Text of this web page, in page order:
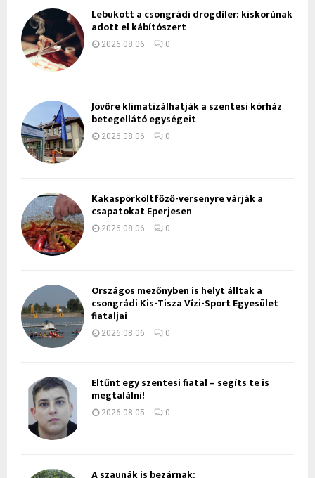
Lebukott a csongrádi drogdíler: kiskorúnak
adott el kábítószert
2026.08.06. 0
Jövőre klimatizálhatják a szentesi kórház
betegellátó egységeit
2026.08.06. 0
Kakaspörköltfőző-versenyre várják a
csapatokat Eperjesen
2026.08.06. 0
Országos mezőnyben is helyt álltak a
csongrádi Kis-Tisza Vízi-Sport Egyesület
fiataljai
2026.08.06. 0
Eltűnt egy szentesi fiatal – segíts te is
megtalálni!
2026.08.05. 0